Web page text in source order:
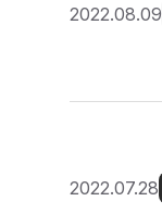
2022.08.09
2022.07.28